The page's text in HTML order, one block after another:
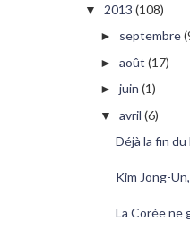
▼ 2013 (108)
► septembre
► août (17)
► juin (1)
▼ avril (6)
Déjà la fin
Kim Jong-
La Corée ne